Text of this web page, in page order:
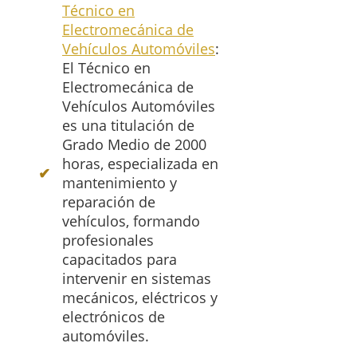
Técnico en
Electromecánica de
Vehículos Automóviles:
El Técnico en
Electromecánica de
Vehículos Automóviles
es una titulación de
Grado Medio de 2000
horas, especializada en
mantenimiento y
reparación de
vehículos, formando
profesionales
capacitados para
intervenir en sistemas
mecánicos, eléctricos y
electrónicos de
automóviles.